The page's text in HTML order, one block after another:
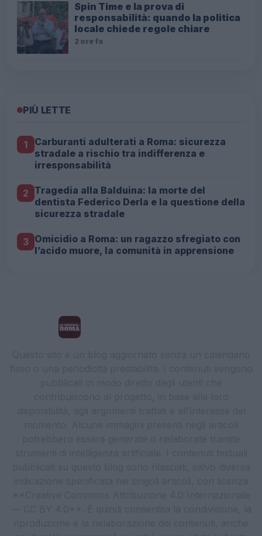
Spin Time e la prova di
responsabilità: quando la politica
locale chiede regole chiare
2 ore fa
PIÙ LETTE
1
Carburanti adulterati a Roma: sicurezza
stradale a rischio tra indifferenza e
irresponsabilità
2 Tragedia alla Balduina: la morte del
dentista Federico Derla e la questione della
sicurezza stradale
3 Omicidio a Roma: un ragazzo sfregiato con
l’acido muore, la comunità in apprensione